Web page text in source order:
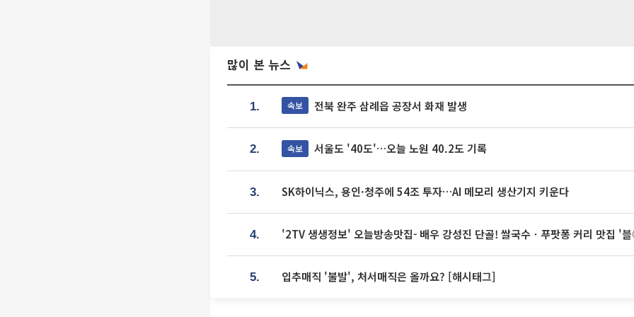
많이 본 뉴스
1. 속보 전북 완주 삼례읍 공장서 화재 발생
2. 속보 서울도 '40도'…오늘 노원 40.2도 기록
3. SK하이닉스, 용인·청주에 54조 투자…AI 메모리 생산기지 키운다
4. '2TV 생생정보' 오늘방송맛집- 배우 강성진 단골! 쌀국수ㆍ푸팟퐁 커리 맛
5. 입추매직 '불발', 처서매직은 올까요? [해시태그]